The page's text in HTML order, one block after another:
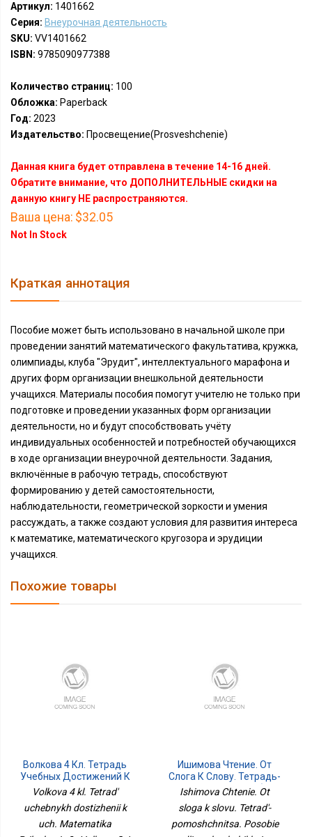
Артикул: 1401662
Серия: Внеурочная деятельность
SKU: VV1401662
ISBN: 9785090977388
Количество страниц: 100
Обложка: Paperback
Год: 2023
Издательство: Просвещение(Prosveshchenie)
Данная книга будет отправлена в течение 14-16 дней.
Обратите внимание, что ДОПОЛНИТЕЛЬНЫЕ скидки на
данную книгу НЕ распространяются.
Ваша цена: $32.05
Not In Stock
Краткая аннотация
Пособие может быть использовано в начальной школе при
проведении занятий математического факультатива, кружка,
олимпиады, клуба "Эрудит", интеллектуального марафона и
других форм организации внешкольной деятельности
учащихся. Материалы пособия помогут учителю не только при
подготовке и проведении указанных форм организации
деятельности, но и будут способствовать учёту
индивидуальных особенностей и потребностей обучающихся
в ходе организации внеурочной деятельности. Задания,
включённые в рабочую тетрадь, способствуют
формированию у детей самостоятельности,
наблюдательности, геометрической зоркости и умения
рассуждать, а также создают условия для развития интереса
к математике, математического кругозора и эрудиции
учащихся.
Похожие товары
Волкова 4 Кл. Тетрадь
Учебных Достижений К
Уч. Математика
Volkova 4 kl. Tetrad'
uchebnykh dostizhenii k
uch. Matematika
Ишимова Чтение. От
Слога К Слову. Тетрадь-
Помощница. Пособие
Начальных
КлассовПросв.
Ishimova Chtenie. Ot
sloga k slovu. Tetrad'-
pomoshchnitsa. Posobie